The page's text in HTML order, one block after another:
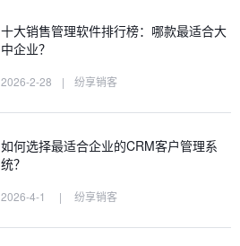
十大销售管理软件排行榜：哪款最适合大
中企业？
2026-2-28 | 纷享销客
如何选择最适合企业的CRM客户管理系
统？
2026-4-1 | 纷享销客